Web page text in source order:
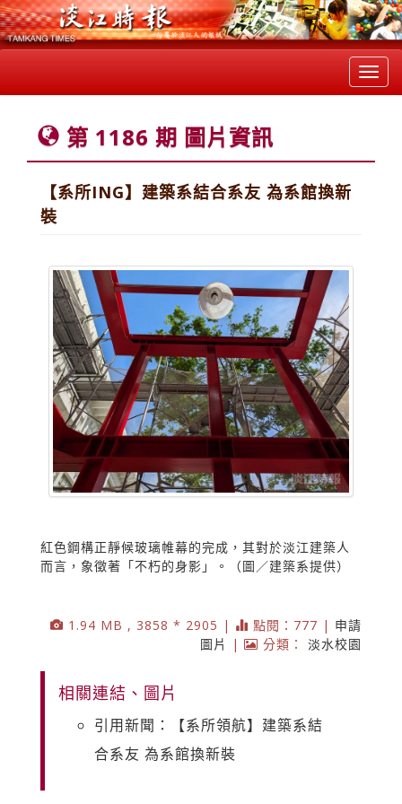
第 1186 期 圖片資訊
【系所ING】建築系結合系友 為系館換新
裝
紅色鋼構正靜候玻璃帷幕的完成，其對於淡江建築人
而言，象徵著「不朽的身影」。（圖／建築系提供）
1.94 MB , 3858 * 2905 | 點閱：777 | 申請
圖片
| 分類： 淡水校園
相關連結、圖片
引用新聞：【系所領航】建築系結
合系友 為系館換新裝